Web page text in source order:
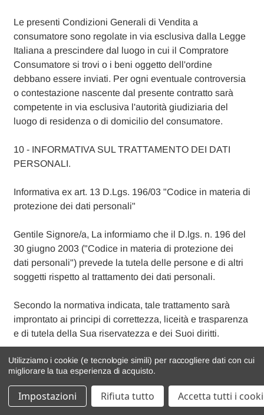
Le presenti Condizioni Generali di Vendita a
consumatore sono regolate in via esclusiva dalla Legge
Italiana a prescindere dal luogo in cui il Compratore
Consumatore si trovi o i beni oggetto dell'ordine
debbano essere inviati. Per ogni eventuale controversia
o contestazione nascente dal presente contratto sarà
competente in via esclusiva l'autorità giudiziaria del
luogo di residenza o di domicilio del consumatore.
10 - INFORMATIVA SUL TRATTAMENTO DEI DATI
PERSONALI.
Informativa ex art. 13 D.Lgs. 196/03 "Codice in materia di
protezione dei dati personali"
Gentile Signore/a, La informiamo che il D.lgs. n. 196 del
30 giugno 2003 ("Codice in materia di protezione dei
dati personali") prevede la tutela delle persone e di altri
soggetti rispetto al trattamento dei dati personali.
Secondo la normativa indicata, tale trattamento sarà
improntato ai principi di correttezza, liceità e trasparenza
e di tutela della Sua riservatezza e dei Suoi diritti.
Ai sensi dell'articolo 13 del D.lgs. n.196/2003, pertanto,
Le forniamo le seguenti informazioni:
1 - I dati da Lei forniti verranno trattati per finalità di
Utilizziamo i cookie (e tecnologie simili) per raccogliere dati con cui
migliorare la tua esperienza di acquisto.
Impostazioni Rifiuta tutto Accetta tutti i